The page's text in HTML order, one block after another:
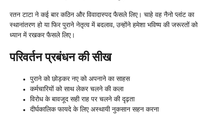
रतन टाटा ने कई बार कठिन और विवादास्पद फैसले लिए। चाहे वह नैनो प्लांट का
स्थानांतरण हो या फिर पुराने नेतृत्व में बदलाव, उन्होंने हमेशा भविष्य की जरूरतों को
ध्यान में रखकर फैसले लिए।
परिवर्तन प्रबंधन की सीख
पुराने को छोड़कर नए को अपनाने का साहस
कर्मचारियों को साथ लेकर चलने की कला
विरोध के बावजूद सही राह पर चलने की दृढ़ता
दीर्घकालिक फायदे के लिए अस्थायी नुकसान सहन करना